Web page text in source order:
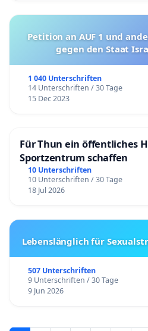
Petition an AUF 1 und
gegen den Staat
1 040 Unterschriften
14 Unterschriften / 30 Tage
15 Dec 2023
Für Thun ein öffentliches
Sportzentrum schaffen
10 Unterschriften
10 Unterschriften / 30 Tage
18 Jul 2026
Lebenslänglich für
507 Unterschriften
9 Unterschriften / 30 Tage
9 Jun 2026